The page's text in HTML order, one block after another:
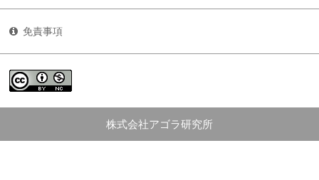
免責事項
株式会社アゴラ研究所